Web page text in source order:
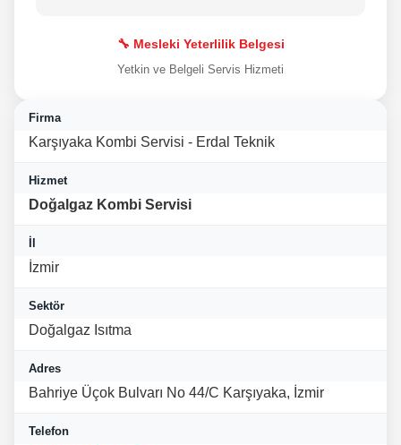
🔧 Mesleki Yeterlilik Belgesi
Yetkin ve Belgeli Servis Hizmeti
Firma
Karşıyaka Kombi Servisi - Erdal Teknik
Hizmet
Doğalgaz Kombi Servisi
İzmir
Sektör
Doğalgaz Isıtma
Adres
Bahriye Üçok Bulvarı No 44/C Karşıyaka, İzmir
Telefon